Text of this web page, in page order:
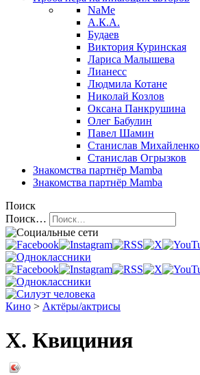
NaMe
А.К.А.
Будаев
Виктория Куринская
Лариса Малышева
Лианесс
Людмила Котане
Николай Козлов
Оксана Панкрушина
Олег Бабулин
Павел Шамин
Станислав Михайленко
Станислав Огрызков
Знакомства партнёр Mamba
Знакомства партнёр Mamba
Поиск
Поиск…
Кино > Актёры/актрисы
Х. Квициния